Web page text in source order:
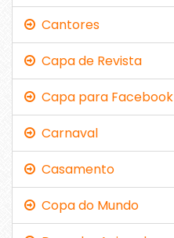
Cantores
Capa de Revista
Capa para Facebook
Carnaval
Casamento
Copa do Mundo